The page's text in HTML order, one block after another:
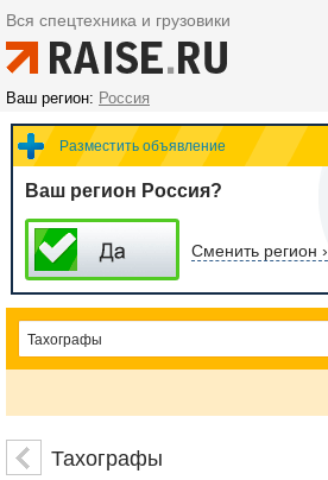
Вся спецтехника и грузовики
Ваш регион: Россия
Разместить объявление
Ваш регион Россия?
Сменить регион ›
ЦенаТахографы